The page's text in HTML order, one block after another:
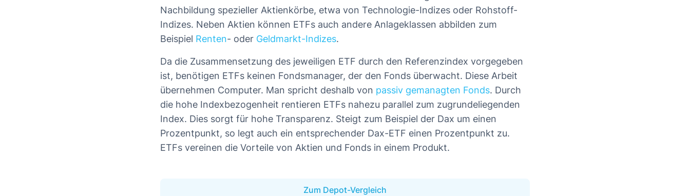
Nachbildung spezieller Aktienkörbe, etwa von Technologie-Indizes oder Rohstoff-
Indizes. Neben Aktien können ETFs auch andere Anlageklassen abbilden zum
Beispiel Renten- oder Geldmarkt-Indizes.
Da die Zusammensetzung des jeweiligen ETF durch den Referenzindex vorgegeben
ist, benötigen ETFs keinen Fondsmanager, der den Fonds überwacht. Diese Arbeit
übernehmen Computer. Man spricht deshalb von passiv gemanagten Fonds. Durch
die hohe Indexbezogenheit rentieren ETFs nahezu parallel zum zugrundeliegenden
Index. Dies sorgt für hohe Transparenz. Steigt zum Beispiel der Dax um einen
Prozentpunkt, so legt auch ein entsprechender Dax-ETF einen Prozentpunkt zu.
ETFs vereinen die Vorteile von Aktien und Fonds in einem Produkt.
Zum Depot-Vergleich